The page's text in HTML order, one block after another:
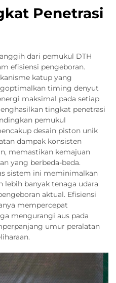
Penetrasi
dari pemukul DTH
efisiensi pengeboran.
katup yang
timing denyut
maksimal pada setiap
tingkat penetrasi
pemukul
desain piston unik
dampak konsisten
memastikan kemajuan
yang berbeda-beda.
sistem ini meminimalkan
lebih banyak tenaga udara
aktual. Efisiensi
mempercepat
mengurangi aus pada
umur peralatan